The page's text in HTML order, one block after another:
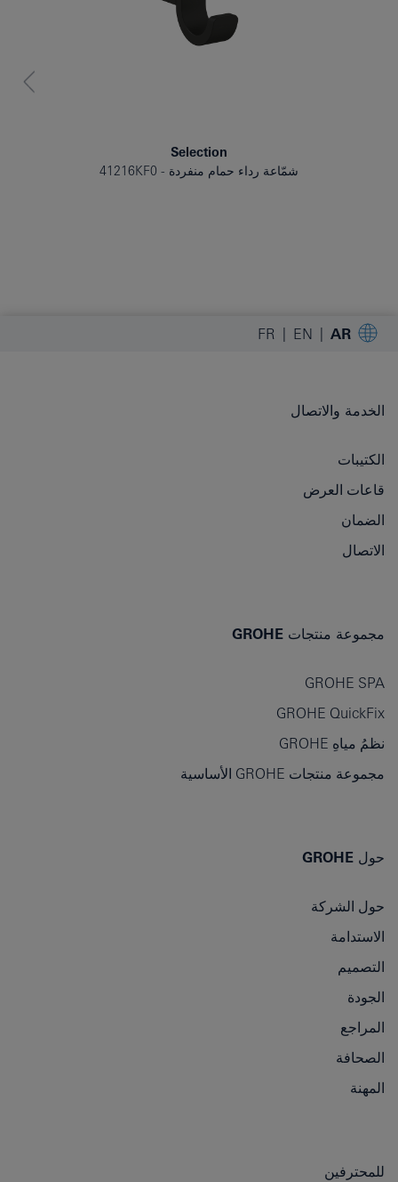
Selection
شمّاعة رداء حمام منفردة
41216KF0
AR
EN
FR
الخدمة والاتصال
الكتيبات
قاعات العرض
الضمان
الاتصال
مجموعة منتجات GROHE
GROHE SPA
GROHE QuickFix
نظمُ مياهِ GROHE
مجموعة منتجات GROHE الأساسية
حول GROHE
حول الشركة
الاستدامة
التصميم
الجودة
المراجع
الصحافة
المهنة
للمحترفين